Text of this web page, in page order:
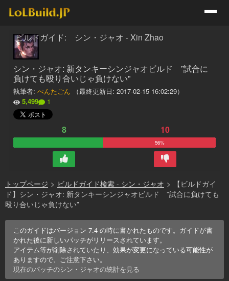
ビルドガイド: シン・ジャオ - Xin Zhao
シン・ジャオ: 新タンキーシンジャオビルド ”試合に
負けても殴り合いじゃ負けない”
執筆者: ぺんたごん （最終更新日: 2017-02-15 16:02:29）
5,499
1
8 10
56%
トップページ > ビルドガイド検索 - シン・ジャオ >
【ビルドガイ
ド】シン・ジャオ: 新タンキーシンジャオビルド ”試合に負けても
殴り合いじゃ負けない”
このガイドはバージョン7.4 の時に書かれたものです。ガイドが書
かれた後に新しいパッチがリリースされています。
アイテム等が削除されていたり、効果が変更になっている可能性が
ありますので、ご注意下さい。
現在のパッチのシン・ジャオの統計を見る